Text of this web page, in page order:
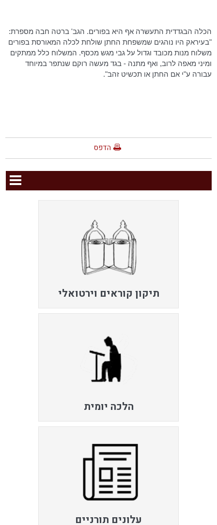
הכלה הבגדדית התעשרה אף היא בפורים. הגב' ברטה חבה מספרת:
"בעיראק היו נוהגים שמשפחת החתן שולחת לכלה המאורסת בפורים
משלוח מנות מכובד וגדול על גבי מגש מכסף. המשלוח כלל ממתקים
ומיני מאפה לרוב, ואף מתנה - בגד מעשה רוקם שנתפר במיוחד
עבורה ע"י אם החתן או תכשיט זהב".
הדפס
תיקון קוראים וירטואלי
הלכה יומית
עלונים תורניים